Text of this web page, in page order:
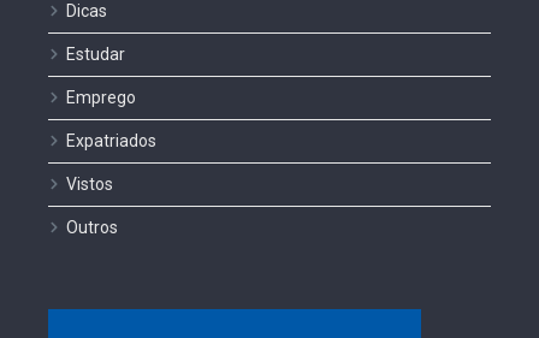
Dicas
Estudar
Emprego
Expatriados
Vistos
Outros